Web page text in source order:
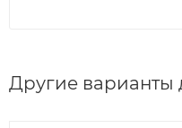
Другие